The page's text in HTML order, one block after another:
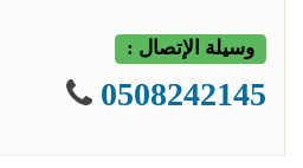
وسيلة الإتصال :
0508242145